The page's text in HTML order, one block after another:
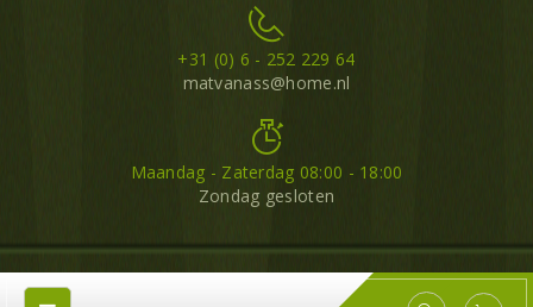
+31 (0) 6 - 252 229 64
matvanass@home.nl
Maandag - Zaterdag 08:00 - 18:00
Zondag gesloten